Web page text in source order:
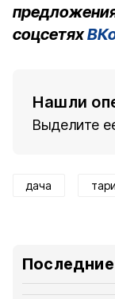
соцсетях
Нашли
Выделите
дача